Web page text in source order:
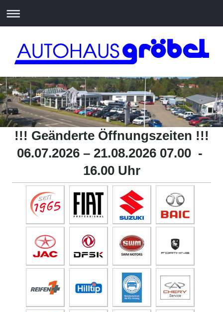
!!! Geänderte Öffnungszeiten !!!
06.07.2026 – 21.08.2026 07.00 -
16.00 Uhr